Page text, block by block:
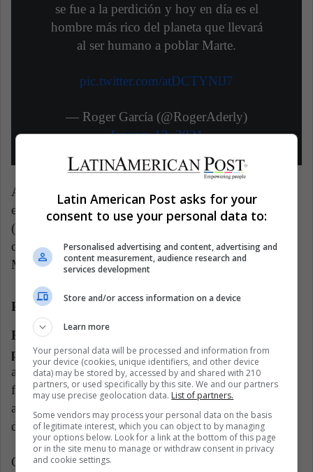
se fue a la perdición y hoy en día es el
hombre más rico del planeta que llevará
al ser humano a poblar Marte.
pic.twitter.com/atDCTYNlJ7
— Roger García (@RogerAderly)
January 12, 2021
A pesar de que Tesla se mantiene, por ahora, en el
estado del oso, las oficinas principales de SpaceX
(compañía aeroespacial de Musk) está ubicada al sur
de Texas, razón par la que también se le ha visto a
Musk posteando varias veces desde este estado.
Procesos legales
El uso desmedido de Twitter es uno de los
principales enemigos de Musk.En 2018, Musk
anunció que estaba considerando vender Tesla a un
fondo privado. Este anuncio provocó un alza en las
acciones de su empresa, lo que le resultó en dos
demandas por considerarlo un anuncio fraudulento.
Como explica la BBC "La vara para medir la
Latin American Post asks for your
consent to use your personal data to:
Personalised advertising and content, advertising and
content measurement, audience research and
services development
Store and/or access information on a device
Learn more
Your personal data will be processed and information from
your device (cookies, unique identifiers, and other device
data) may be stored by, accessed by and shared with 210
partners, or used specifically by this site. We and our partners
may use precise geolocation data. List of partners.
Some vendors may process your personal data on the basis
of legitimate interest, which you can object to by managing
your options below. Look for a link at the bottom of this page
or in the site menu to manage or withdraw consent in privacy
and cookie settings.